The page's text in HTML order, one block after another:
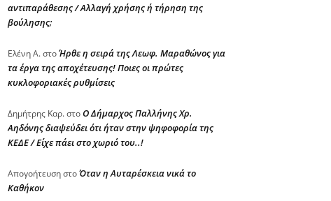
αντιπαράθεσης / Αλλαγή χρήσης ή τήρηση της
βούλησης;
Ελένη Α.στοΉρθε η σειρά της Λεωφ. Μαραθώνος για
τα έργα της αποχέτευσης! Ποιες οι πρώτες
κυκλοφοριακές ρυθμίσεις
Δημήτρης Καρ.στοΟ Δήμαρχος Παλλήνης Χρ.
Αηδόνης διαψεύδει ότι ήταν στην ψηφοφορία της
ΚΕΔΕ / Είχε πάει στο χωριό του..!
ΑπογοήτευσηστοΌταν η Αυταρέσκεια νικά το
Καθήκον